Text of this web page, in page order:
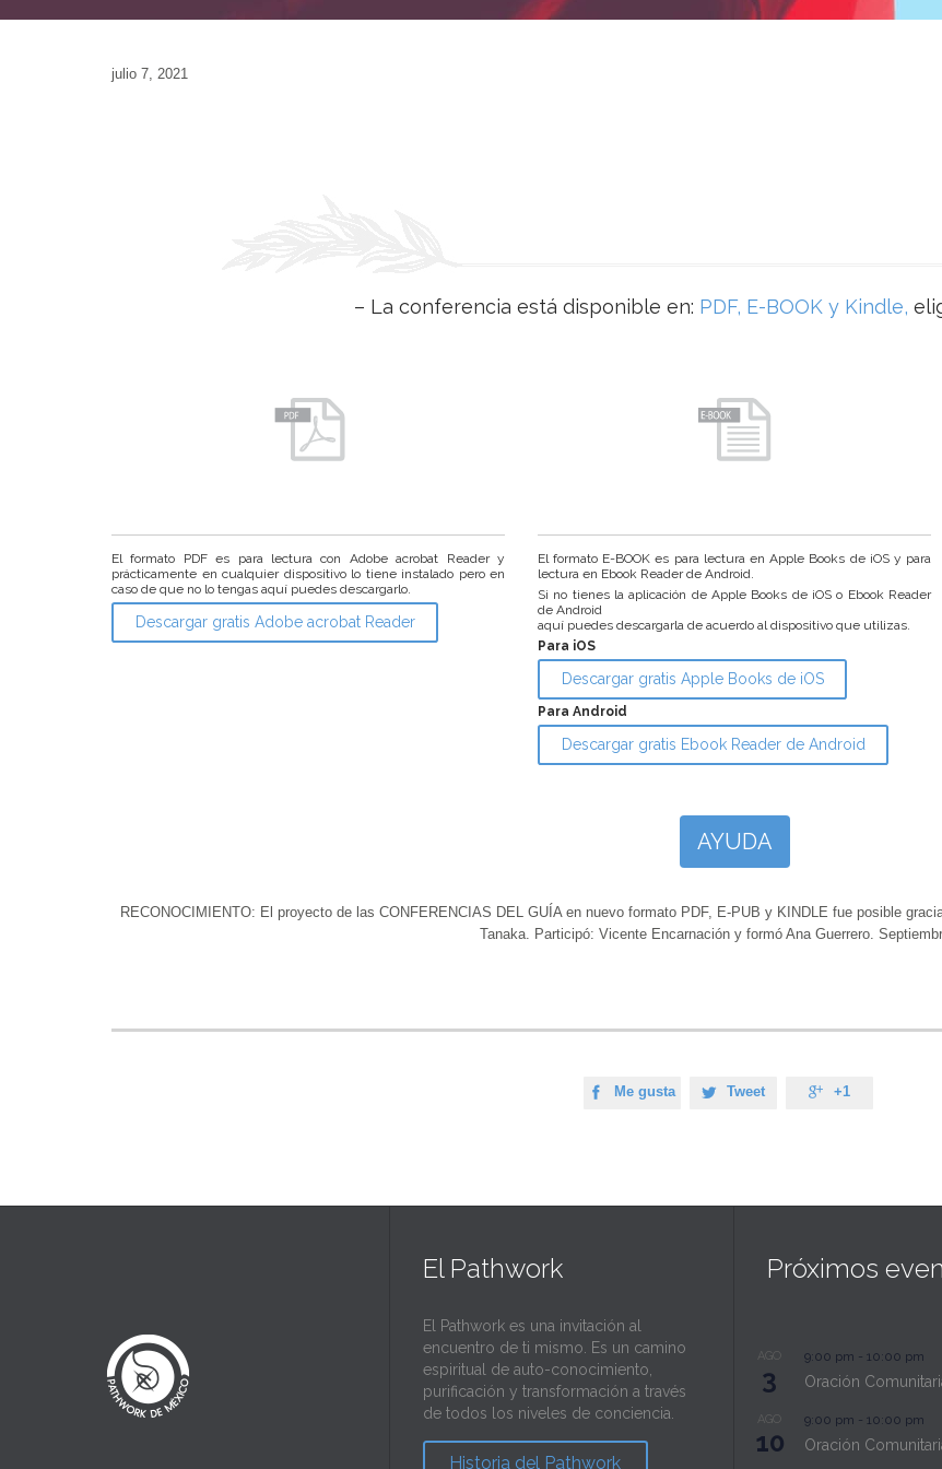
julio 7, 2021
– La conferencia está disponible en: PDF, E-BOOK y Kindle,
El formato PDF es para lectura con Adobe acrobat Reader y
prácticamente en cualquier dispositivo lo tiene instalado pero en
caso de que no lo tengas aquí puedes descargarlo.
Descargar gratis Adobe acrobat Reader
El formato E-BOOK es para lectura en Apple Books de iOS y para
lectura en Ebook Reader de Android.
Si no tienes la aplicación de Apple Books de iOS o Ebook Reader
de Android
aquí puedes descargarla de acuerdo al dispositivo que utilizas.
Para iOS
Descargar gratis Apple Books de iOS
Para Android
Descargar gratis Ebook Reader de Android
AYUDA
RECONOCIMIENTO: El proyecto de las CONFERENCIAS DEL GUÍA en nuevo formato PDF, E-PUB y KINDLE fue posible
Tanaka. Participó: Vicente Encarnación y formó Ana Guerrero.
 Me gusta  Tweet  +1
El Pathwork
El Pathwork es una invitación al
encuentro de ti mismo. Es un camino
espiritual de auto-conocimiento,
purificación y transformación a través
de todos los niveles de conciencia.
Historia del Pathwork
Próximos
AGO
3
9:00 pm - 10:00 pm
Oración
AGO
10
9:00 pm - 10:00 pm
Oración